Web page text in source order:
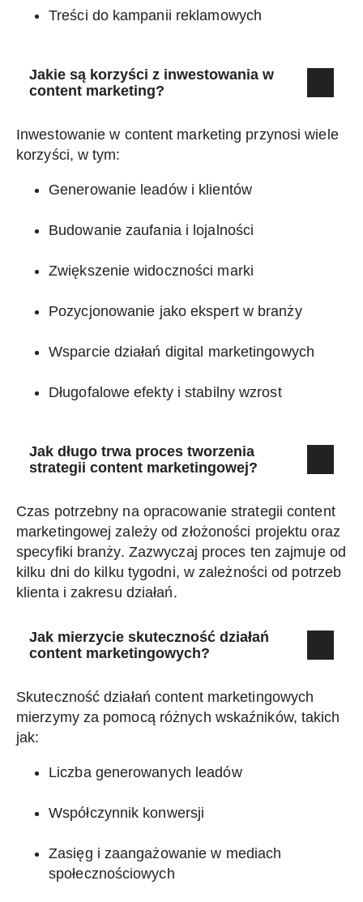
Treści do kampanii reklamowych
Jakie są korzyści z inwestowania w
content marketing?
Inwestowanie w content marketing przynosi wiele
korzyści, w tym:
Generowanie leadów i klientów
Budowanie zaufania i lojalności
Zwiększenie widoczności marki
Pozycjonowanie jako ekspert w branży
Wsparcie działań digital marketingowych
Długofalowe efekty i stabilny wzrost
Jak długo trwa proces tworzenia
strategii content marketingowej?
Czas potrzebny na opracowanie strategii content
marketingowej zależy od złożoności projektu oraz
specyfiki branży. Zazwyczaj proces ten zajmuje od
kilku dni do kilku tygodni, w zależności od potrzeb
klienta i zakresu działań.
Jak mierzycie skuteczność działań
content marketingowych?
Skuteczność działań content marketingowych
mierzymy za pomocą różnych wskaźników, takich
jak:
Liczba generowanych leadów
Współczynnik konwersji
Zasięg i zaangażowanie w mediach
społecznościowych